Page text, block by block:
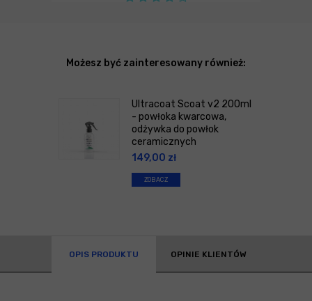
Możesz być zainteresowany również:
Ultracoat Scoat v2 200ml
- powłoka kwarcowa,
odżywka do powłok
ceramicznych
149,00 zł
ZOBACZ
OPIS PRODUKTU OPINIE KLIENTÓW